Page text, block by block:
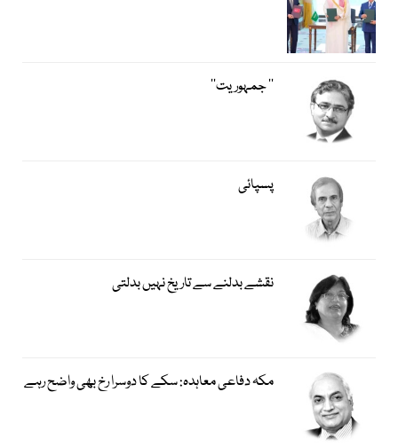
’’ جمہوریت‘‘
پسپائی
نقشے بدلنے سے تاریخ نہیں بدلتی
مکہ دفاعی معاہدہ: سکے کا دوسرا رخ بھی واضح رہے